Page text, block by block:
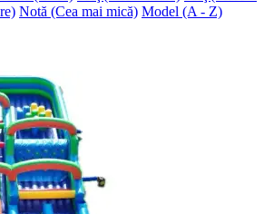
Notă (Cea mai mică) Model (A - Z)